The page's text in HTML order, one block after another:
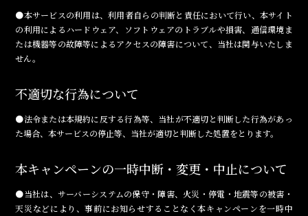
●本サービスの利用は、利用者自らの判断と責任において行い、本サイト
の利用によるハードウェア、ソフトウェアのトラブルや損害、通信環境ま
たは機器等の故障等によるアクセスの障害について、当社は関与いたしま
せん。
不適切な行為について
●法令または本規約に反する行為等、当社が不適切と判断した行為があっ
た場合、本サービスの停止等、当社が適切と判断した処置をとります。
本キャンペーンの一時中断・変更・中止について
●当社は、サーバーシステムの保守・障害、火災・停電・地震等の被害・
天災などにより、事前にお知らせすることなく本キャンペーンを一時中